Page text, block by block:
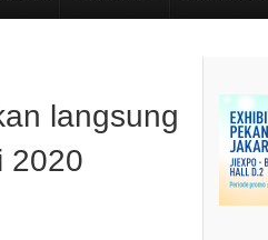
langsung
2020